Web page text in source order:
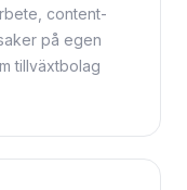
content-
på egen
tillväxtbolag